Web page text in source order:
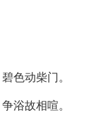
色动柴门。
浴故相喧。